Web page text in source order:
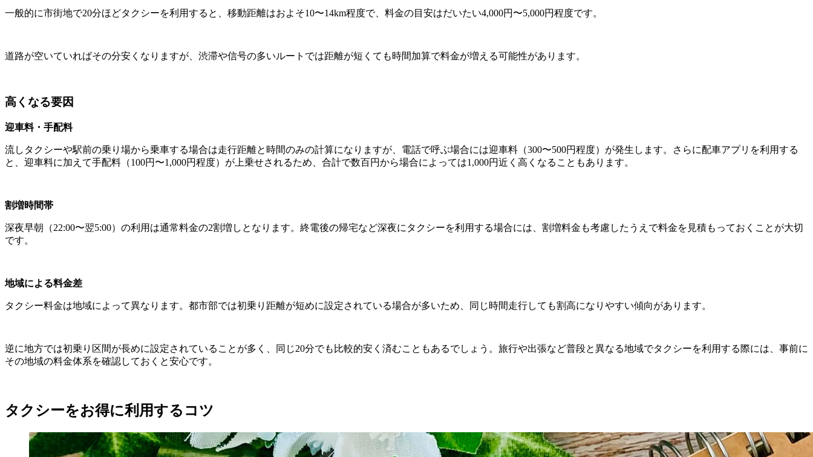
一般的に市街地で20分ほどタクシーを利用すると、移動距離はおよそ10〜14km程度で、料金の目安はだいたい4,000円〜5,000円程度です。
道路が空いていればその分安くなりますが、渋滞や信号の多いルートでは距離が短くても時間加算で料金が増える可能性があります。
高くなる要因
迎車料・手配料
流しタクシーや駅前の乗り場から乗車する場合は走行距離と時間のみの計算になりますが、電話で呼ぶ場合には迎車料（300〜500円程度）が発生します。さらに配車アプリを利用する
と、迎車料に加えて手配料（100円〜1,000円程度）が上乗せされるため、合計で数百円から場合によっては1,000円近く高くなることもあります。
割増時間帯
深夜早朝（22:00〜翌5:00）の利用は通常料金の2割増しとなります。終電後の帰宅など深夜にタクシーを利用する場合には、割増料金も考慮したうえで料金を見積もっておくことが大切
です。
地域による料金差
タクシー料金は地域によって異なります。都市部では初乗り距離が短めに設定されている場合が多いため、同じ時間走行しても割高になりやすい傾向があります。
逆に地方では初乗り区間が長めに設定されていることが多く、同じ20分でも比較的安く済むこともあるでしょう。旅行や出張など普段と異なる地域でタクシーを利用する際には、事前に
その地域の料金体系を確認しておくと安心です。
タクシーをお得に利用するコツ